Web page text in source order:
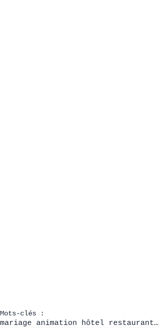
Mots-clés :
mariage animation hôtel restaurant Baud